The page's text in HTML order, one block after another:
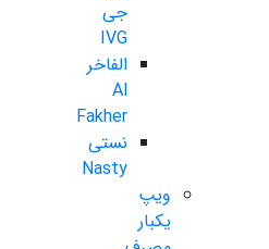
جی
IVG
الفاخر
Al
Fakher
نستی
Nasty
ویپ
یکبار